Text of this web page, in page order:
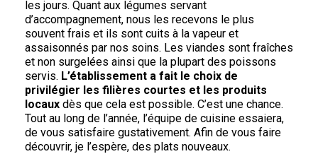
les jours. Quant aux légumes servant
d’accompagnement, nous les recevons le plus
souvent frais et ils sont cuits à la vapeur et
assaisonnés par nos soins. Les viandes sont fraîches
et non surgelées ainsi que la plupart des poissons
servis. L’établissement a fait le choix de
privilégier les filières courtes et les produits
locaux dès que cela est possible. C’est une chance.
Tout au long de l’année, l’équipe de cuisine essaiera,
de vous satisfaire gustativement. Afin de vous faire
découvrir, je l’espère, des plats nouveaux.